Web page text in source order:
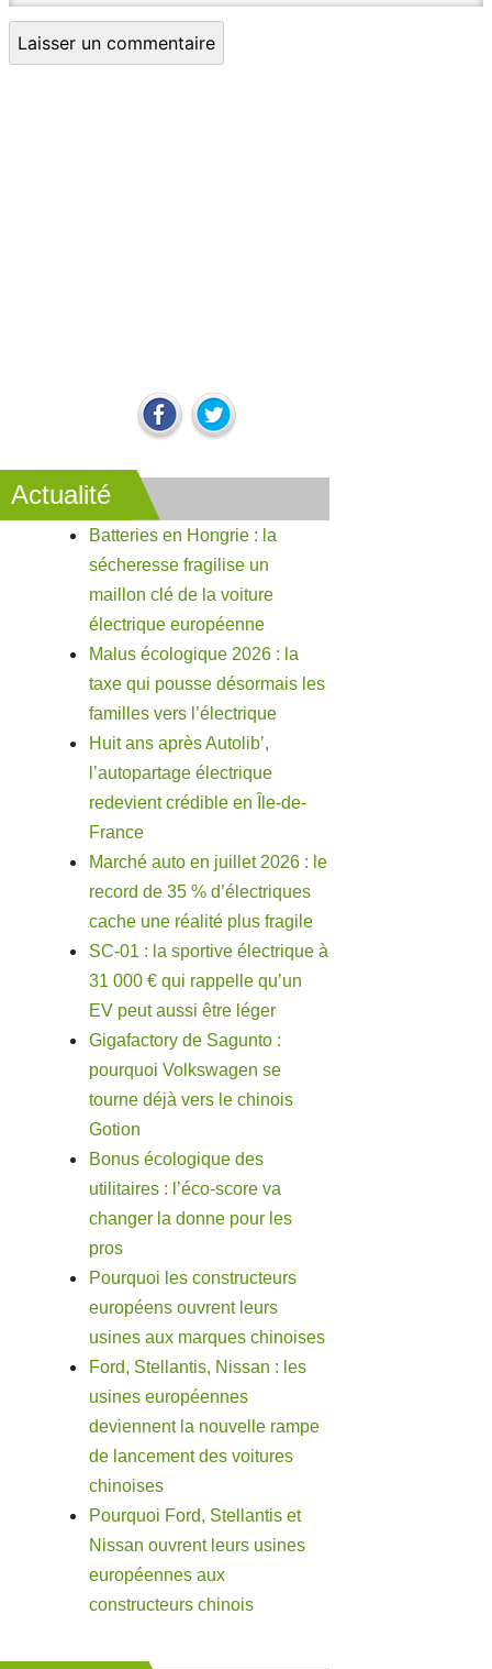
Actualité
Batteries en Hongrie : la
sécheresse fragilise un
maillon clé de la voiture
électrique européenne
Malus écologique 2026 : la
taxe qui pousse désormais les
familles vers l’électrique
Huit ans après Autolib’,
l’autopartage électrique
redevient crédible en Île-de-
France
Marché auto en juillet 2026 : le
record de 35 % d’électriques
cache une réalité plus fragile
SC-01 : la sportive électrique à
31 000 € qui rappelle qu’un
EV peut aussi être léger
Gigafactory de Sagunto :
pourquoi Volkswagen se
tourne déjà vers le chinois
Gotion
Bonus écologique des
utilitaires : l’éco-score va
changer la donne pour les
pros
Pourquoi les constructeurs
européens ouvrent leurs
usines aux marques chinoises
Ford, Stellantis, Nissan : les
usines européennes
deviennent la nouvelle rampe
de lancement des voitures
chinoises
Pourquoi Ford, Stellantis et
Nissan ouvrent leurs usines
européennes aux
constructeurs chinois